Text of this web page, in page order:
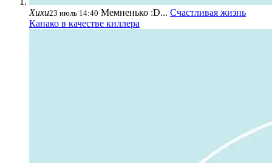
Хихи23 июль 14:40 Мемненько :D... Счастливая жизнь
Канако в качестве киллера